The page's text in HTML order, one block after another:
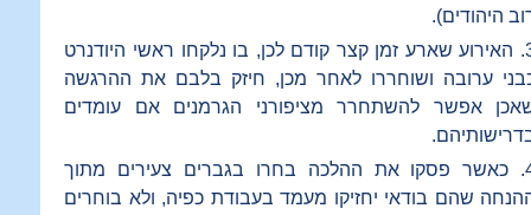
היהודים).
3. האירוע שארע זמן קצר קודם לכן, בו נלקחו ראשי היודנרט
ערובה ושוחררו לאחר מכן, חיזק בלבם את ההרגשה
אפשר להשתחרר מציפורני הגרמנים אם עומדים
4. כאשר פסקו את ההלכה בחרו בגברים צעירים מתוך
שהם בודאי יחזיקו מעמד בעבודת כפיה, ולא בוחרים